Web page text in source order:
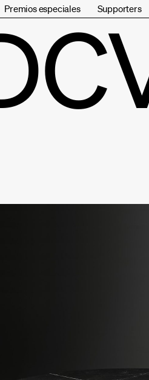
Premios especiales Supporters